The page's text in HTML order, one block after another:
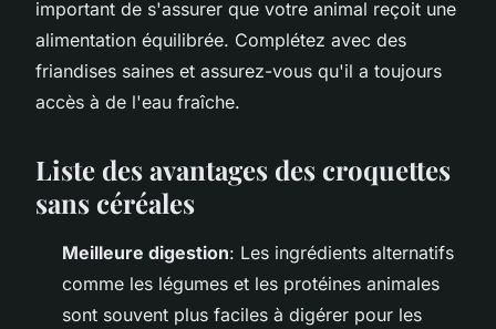
important de s'assurer que votre animal reçoit une
alimentation équilibrée. Complétez avec des
friandises saines et assurez-vous qu'il a toujours
accès à de l'eau fraîche.
Liste des avantages des croquettes
sans céréales
Meilleure digestion: Les ingrédients alternatifs
comme les légumes et les protéines animales
sont souvent plus faciles à digérer pour les